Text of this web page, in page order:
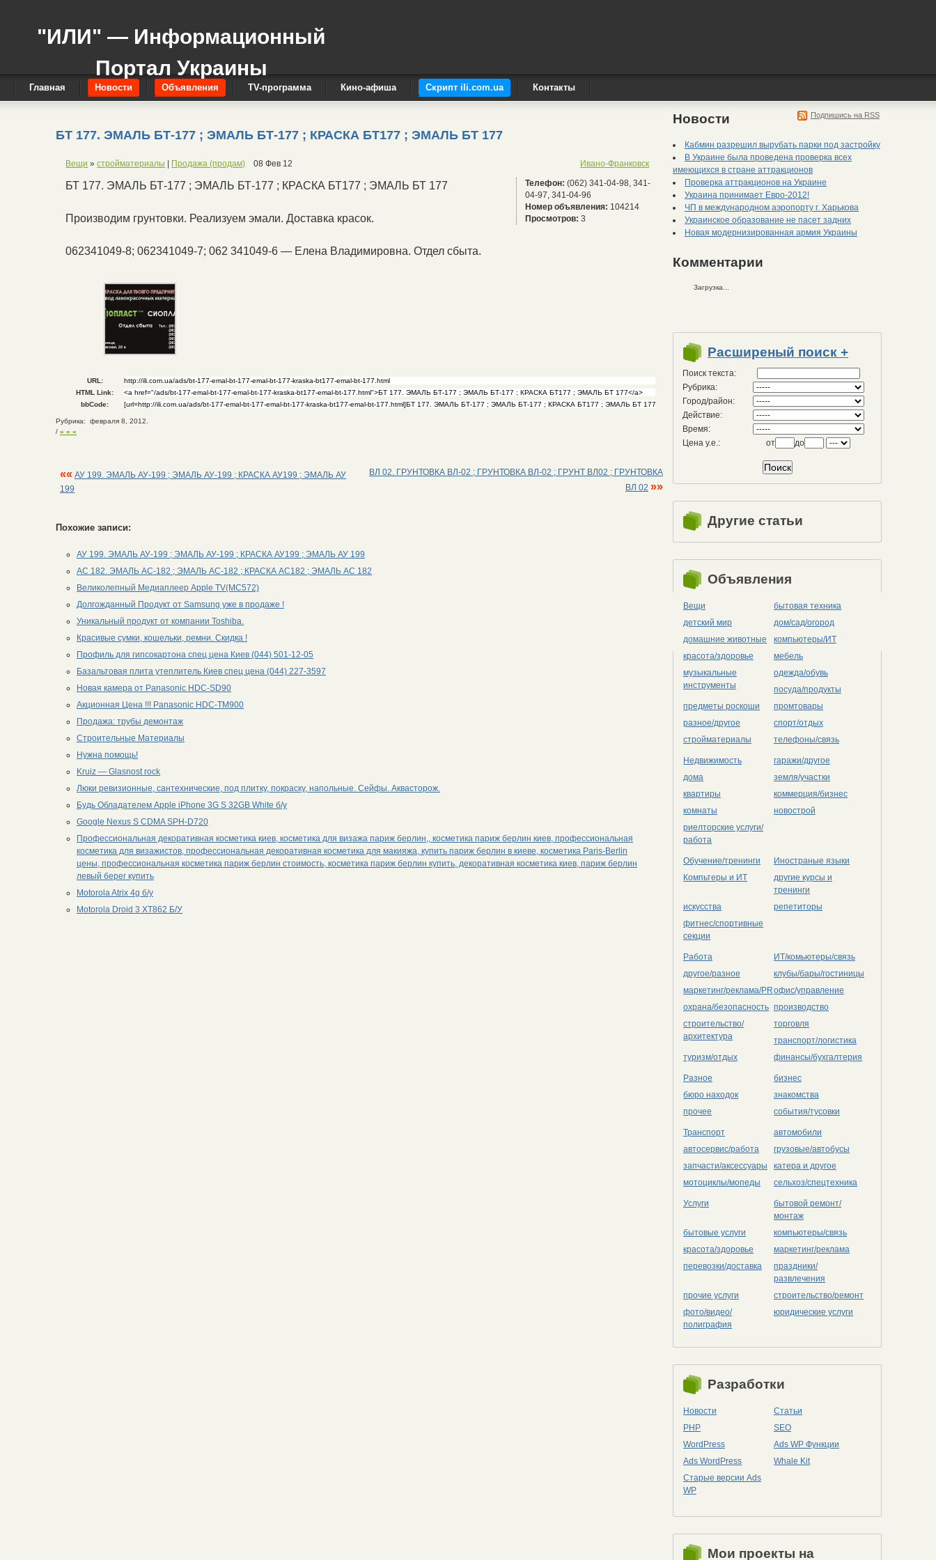
"ИЛИ" — Информационный
Портал Украины
Главная Новости Объявления TV-программа Кино-афиша Скрипт ili.com.ua Контакты
БТ 177. ЭМАЛЬ БТ-177 ; ЭМАЛЬ БТ-177 ; КРАСКА БТ177 ; ЭМАЛЬ БТ 177
Вещи »стройматериалы Продажа (продам) 08 Фев 12 Ивано-Франковск
БТ 177. ЭМАЛЬ БТ-177 ; ЭМАЛЬ БТ-177 ; КРАСКА БТ177 ; ЭМАЛЬ БТ 177
Производим грунтовки. Реализуем эмали. Доставка красок.
062341049-8; 062341049-7; 062 341049-6 — Елена Владимировна. Отдел сбыта.
Телефон: (062) 341-04-98, 341-
04-97, 341-04-96
Номер объявления: 104214
Просмотров: 3
URL:
HTML Link:
bbCode:
Рубрика: февраля 8, 2012.
/ » » »
«« АУ 199. ЭМАЛЬ АУ-199 ; ЭМАЛЬ АУ-199 ; КРАСКА АУ199 ; ЭМАЛЬ АУ
199
ВЛ 02. ГРУНТОВКА ВЛ-02 ; ГРУНТОВКА ВЛ-02 ; ГРУНТ ВЛ02 ; ГРУНТОВКА
ВЛ 02 »»
Похожие записи:
АУ 199. ЭМАЛЬ АУ-199 ; ЭМАЛЬ АУ-199 ; КРАСКА АУ199 ; ЭМАЛЬ АУ 199
АС 182. ЭМАЛЬ АС-182 ; ЭМАЛЬ АС-182 ; КРАСКА АС182 ; ЭМАЛЬ АС 182
Великолепный Медиаплеер Apple TV(MC572)
Долгожданный Продукт от Samsung уже в продаже !
Уникальный продукт от компании Toshiba.
Красивые сумки, кошельки, ремни. Скидка !
Профиль для гипсокартона спец цена Киев (044) 501-12-05
Базальтовая плита утеплитель Киев спец цена (044) 227-3597
Новая камера от Panasonic HDC-SD90
Акционная Цена !!! Panasonic HDC-TM900
Продажа: трубы демонтаж
Строительные Материалы
Нужна помощь!
Kruiz — Glasnost rock
Люки ревизионные, сантехнические, под плитку, покраску, напольные. Сейфы. Аквасторож.
Будь Обладателем Apple iPhone 3G S 32GB White б/у
Google Nexus S CDMA SPH-D720
Профессиональная декоративная косметика киев, косметика для визажа париж берлин,, косметика париж берлин киев, профессиональная
косметика для визажистов, профессиональная декоративная косметика для макияжа, купить париж берлин в киеве, косметика Paris-Berlin
цены, профессиональная косметика париж берлин стоимость, косметика париж берлин купить, декоративная косметика киев, париж берлин
левый берег купить
Motorola Atrix 4g б/у
Motorola Droid 3 XT862 Б/У
Подпишись на RSS
Новости
Кабмин разрешил вырубать парки под застройку
В Украине была проведена проверка всех
имеющихся в стране аттракционов
Проверка аттракционов на Украине
Украина принимает Евро-2012!
ЧП в международном аэропорту г. Харькова
Украинское образование не пасет задних
Новая модернизированная армия Украины
Комментарии
Загрузка...
Расширеный поиск +
Поиск текста:
Рубрика:
Город/район:
Действие:
Время:
Цена у.е.:
от до
Другие статьи
Объявления
Вещи
бытовая техника
детский мир
дом/сад/огород
домашние животные
компьютеры/ИТ
красота/здоровье
мебель
музыкальные
инструменты
одежда/обувь
посуда/продукты
предметы роскоши
промтовары
разное/другое
спорт/отдых
стройматериалы
телефоны/связь
Недвижимость
гаражи/другое
дома
земля/участки
квартиры
коммерция/бизнес
комнаты
новострой
риелторские услуги/
работа
Обучение/тренинги
Иностраные языки
Компьтеры и ИТ
другие курсы и
тренинги
искусства
репетиторы
фитнес/спортивные
секции
Работа
ИТ/комьютеры/связь
другое/разное
клубы/бары/гостиницы
маркетинг/реклама/PRофис/управление
охрана/безопасность производство
строительство/
архитектура
торговля
транспорт/логистика
туризм/отдых
финансы/бухгалтерия
Разное
бизнес
бюро находок
знакомства
прочее
события/тусовки
Транспорт
автомобили
автосервис/работа
грузовые/автобусы
запчасти/аксессуары
катера и другое
мотоциклы/мопеды
сельхоз/cпецтехника
Услуги
бытовой ремонт/
монтаж
бытовые услуги
компьютеры/cвязь
красота/здоровье
маркетинг/реклама
перевозки/доставка
праздники/
развлечения
прочие услуги
строительство/ремонт
фото/видео/
полиграфия
юридические услуги
Разработки
Новости
Статьи
PHP
SEO
WordPress
Ads WP Функции
Ads WordPress
Whale Kit
Старые версии Ads
WP
Мои проекты на